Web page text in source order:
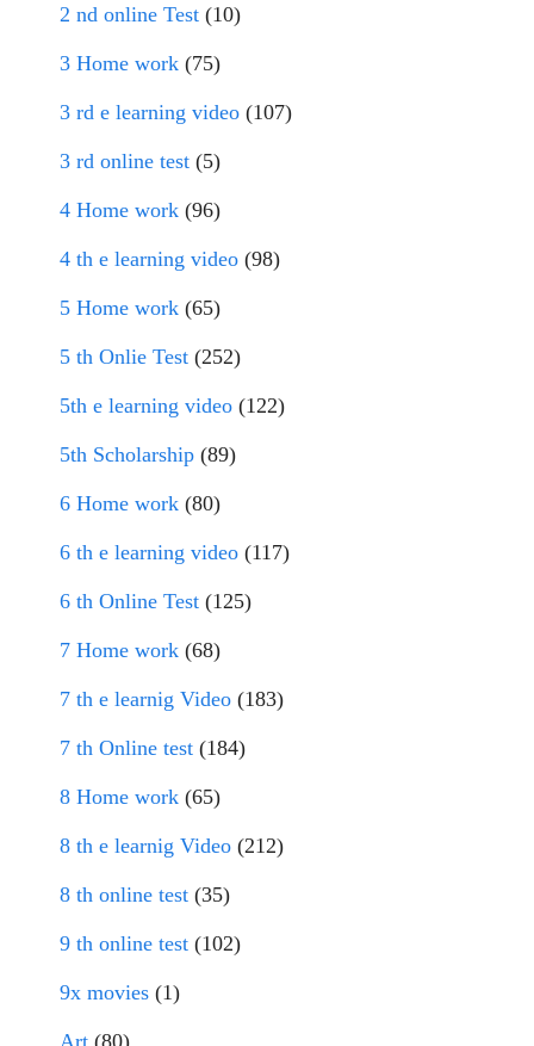
2 nd online Test (10)
3 Home work (75)
3 rd e learning video (107)
3 rd online test (5)
4 Home work (96)
4 th e learning video (98)
5 Home work (65)
5 th Onlie Test (252)
5th e learning video (122)
5th Scholarship (89)
6 Home work (80)
6 th e learning video (117)
6 th Online Test (125)
7 Home work (68)
7 th e learnig Video (183)
7 th Online test (184)
8 Home work (65)
8 th e learnig Video (212)
8 th online test (35)
9 th online test (102)
9x movies (1)